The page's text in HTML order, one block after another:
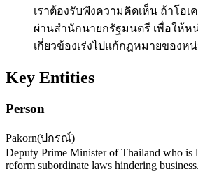
เราต้องรับฟังความคิดเห็น ถ้าโอเ
ผ่านสำนักนายกรัฐมนตรี เพื่อให้ห
เกี่ยวข้องเร่งไปแก้กฎหมายของหน่
Key Entities
Person
Pakorn(ปกรณ์)
Deputy Prime Minister of Thailand who is
reform subordinate laws hindering business.